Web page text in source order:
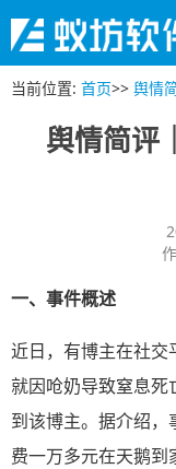
当前位置: 首页>> 舆情
舆情简评
一、 事件概述
近日，有博主在社交
就因呛奶导致窒息死
到该博主。据介绍
费一万多元在天鹅